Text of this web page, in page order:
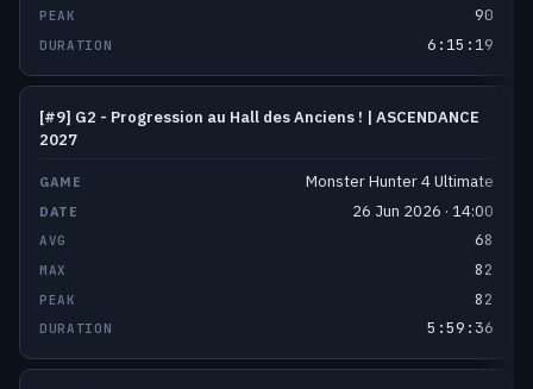
90
6:15:19
[#9] G2 - Progression au Hall des Anciens ! | ASCENDANCE
2027
Monster Hunter 4 Ultimate
26 Jun 2026 · 14:00
68
82
82
5:59:36